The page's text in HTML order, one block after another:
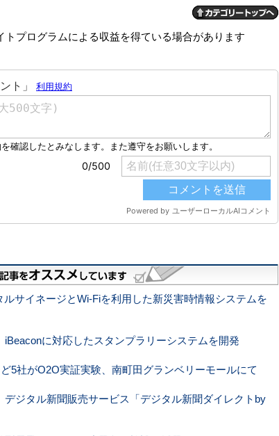
トプログラムによる収益を得ている場合があります
ルサイネージとWi-Fiを利用した新災害時情報システムを
iBeaconに対応したスタンプラリーシステムを開発
5社がO2O実証実験、南町田グランベリーモールにて
デジタル新聞販売サービス「デジタル新聞ダイレクトby